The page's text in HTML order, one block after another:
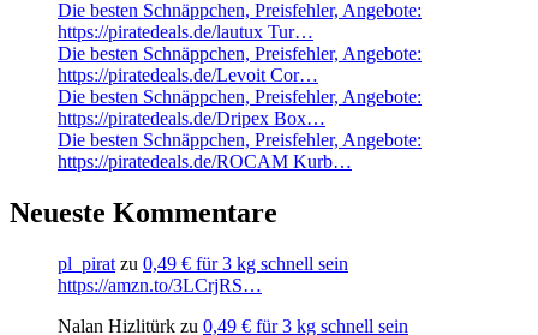
Die besten Schnäppchen, Preisfehler, Angebote:
https://piratedeals.de/lautux Tur…
Die besten Schnäppchen, Preisfehler, Angebote:
https://piratedeals.de/Levoit Cor…
Die besten Schnäppchen, Preisfehler, Angebote:
https://piratedeals.de/Dripex Box…
Die besten Schnäppchen, Preisfehler, Angebote:
https://piratedeals.de/ROCAM Kurb…
Neueste Kommentare
pl_pirat zu 0,49 € für 3 kg schnell sein
https://amzn.to/3LCrjRS…
Nalan Hizlitürk zu 0,49 € für 3 kg schnell sein